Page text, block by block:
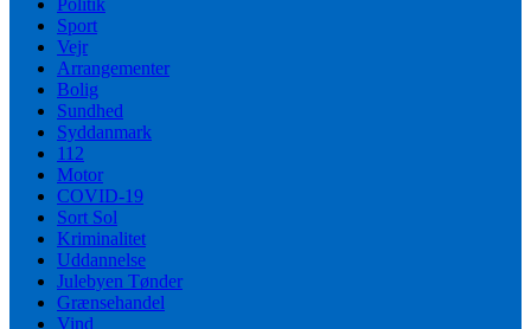
Sport
Vejr
Arrangementer
Bolig
Sundhed
Syddanmark
112
Motor
COVID-19
Sort Sol
Kriminalitet
Uddannelse
Julebyen Tønder
Grænsehandel
Vind